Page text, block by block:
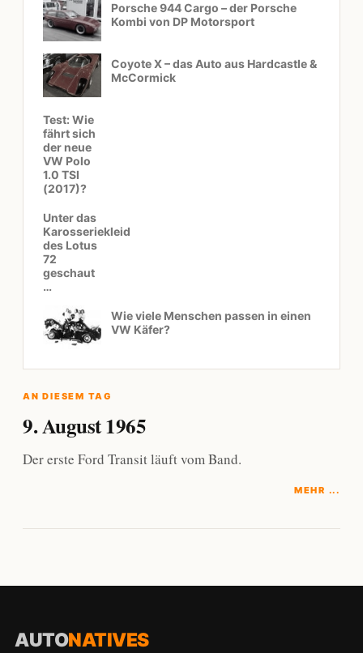
Porsche 944 Cargo – der Porsche
Kombi von DP Motorsport
Coyote X – das Auto aus Hardcastle &
McCormick
Test: Wie
fährt sich
der neue
VW Polo
1.0 TSI
(2017)?
Unter das
Karosseriekleid
des Lotus
72
geschaut
…
Wie viele Menschen passen in einen
VW Käfer?
AN DIESEM TAG
9. August 1965
Der erste Ford Transit läuft vom Band.
MEHR ...
AUTONATIVES